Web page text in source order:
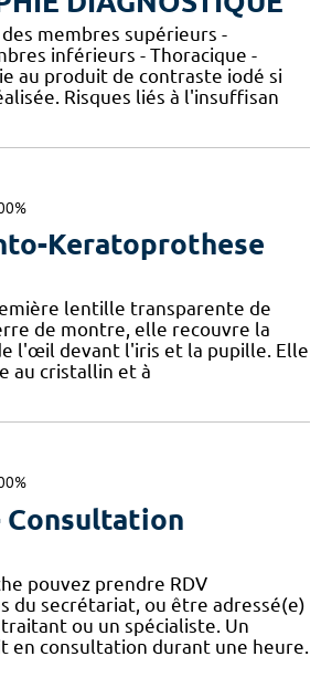
membres supérieurs -
inférieurs - Thoracique -
au produit de contraste iodé si
Risques liés à l'insuffisan
Keratoprothese
lentille transparente de
de montre, elle recouvre la
l'œil devant l'iris et la pupille. Elle
au cristallin et à
Consultation
pouvez prendre RDV
du secrétariat, ou être adressé(e)
ou un spécialiste. Un
en consultation durant une heure.